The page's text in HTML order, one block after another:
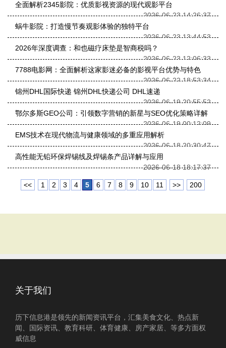
全面解析2345影院：优质影视资源的现代观影平台
2026-06-23 14:26:37
蜗牛影院：打造慢节奏观影体验的独特平台
2026-06-23 13:44:53
2026年深度调查：和也磁疗床垫是智商税吗？
2026-06-23 12:06:33
7788电影网：全面解析这家影迷必备的影视平台优势与特色
2026-06-22 18:53:34
锦州DHL国际快递 锦州DHL快递公司 DHL速递
2026-06-19 20:55:52
鄂尔多斯GEO公司：引领数字营销的新星与SEO优化策略详解
2026-06-19 00:12:09
EMS技术在现代物流与健康领域的多重应用解析
2026-06-18 20:30:47
高性能无铅环保焊锡线及焊锡条产品详解与应用
2026-06-18 18:17:37
<< 1 2 3 4 5 6 7 8 9 10 11 >> 200
关于我们
历下信息港是领先的新闻资讯平台，汇集美食文化、热点新
闻、国际资讯、教育科研、体育健康、房产家居、等多方面权
威信息